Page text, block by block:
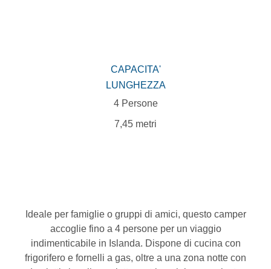
CAPACITA'
LUNGHEZZA
4 Persone
7,45 metri
Ideale per famiglie o gruppi di amici, questo camper
accoglie fino a 4 persone per un viaggio
indimenticabile in Islanda. Dispone di cucina con
frigorifero e fornelli a gas, oltre a una zona notte con